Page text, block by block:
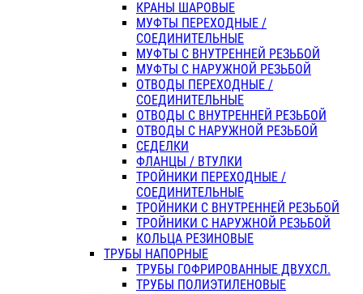
КРАНЫ ШАРОВЫЕ
МУФТЫ ПЕРЕХОДНЫЕ /
СОЕДИНИТЕЛЬНЫЕ
МУФТЫ С ВНУТРЕННЕЙ РЕЗЬБОЙ
МУФТЫ С НАРУЖНОЙ РЕЗЬБОЙ
ОТВОДЫ ПЕРЕХОДНЫЕ /
СОЕДИНИТЕЛЬНЫЕ
ОТВОДЫ С ВНУТРЕННЕЙ РЕЗЬБОЙ
ОТВОДЫ С НАРУЖНОЙ РЕЗЬБОЙ
СЕДЕЛКИ
ФЛАНЦЫ / ВТУЛКИ
ТРОЙНИКИ ПЕРЕХОДНЫЕ /
СОЕДИНИТЕЛЬНЫЕ
ТРОЙНИКИ С ВНУТРЕННЕЙ РЕЗЬБОЙ
ТРОЙНИКИ С НАРУЖНОЙ РЕЗЬБОЙ
КОЛЬЦА РЕЗИНОВЫЕ
ТРУБЫ НАПОРНЫЕ
ТРУБЫ ГОФРИРОВАННЫЕ ДВУХСЛ.
ТРУБЫ ПОЛИЭТИЛЕНОВЫЕ